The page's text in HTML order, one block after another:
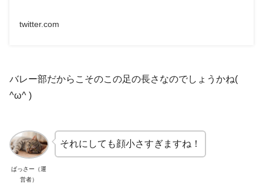
twitter.com
バレー部だからこそのこの足の長さなのでしょうかね(
^ω^ )
ばっさー（運
営者）
それにしても顔小さすぎますね！